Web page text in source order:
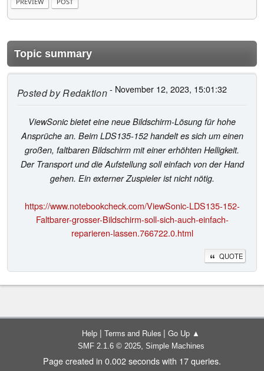
Topic summary
Posted byRedaktion- November 12, 2023, 15:01:32
ViewSonic bietet eine neue Bildschirm-Lösung für hohe
Ansprüche an. Beim LDS135-152 handelt es sich um einen
großen, faltbaren Bildschirm mit einer erhöhten Helligkeit.
Der Transport und die Aufstellung soll einfach von der Hand
gehen. Ein externer Zuspieler ist nicht nötig.
https://www.notebookcheck.com/ViewSonic-LDS135-152-
Faltbarer-grosser-Bildschirm-soll-sich-auch-einfach-
reparieren-lassen.766722.0.html
QUOTE
Help | Terms and Rules | Go Up ▲
SMF 2.1.6 © 2025, Simple Machines
Page created in 0.002 seconds with 17 queries.